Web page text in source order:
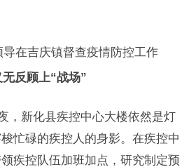
在吉庆镇督查疫情防控工作
无反顾上“战场”
，新化县疾控中心大楼依然是灯
忙碌的疾控人的身影。在疾控中
疾控队伍加班加点，研究制定预